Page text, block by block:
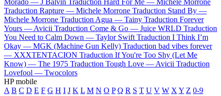
Traduction Rapture — Michele Morrone Traduction Stand By —
Michele Morrone Traduction Agua — Tainy Traduction Forever
Yours — Avicii Traduction Come & Go — Juice WRLD Traduction
You Need to Calm Down — Taylor Swift Traduction I Think I’m
Okay — MGK (Machine Gun Kelly) Traduction bad vibes forever
— XXXTENTACION Traduction If You're Too Shy (Let Me
Know) — The 1975 Traduction Tough Love — Avicii Traduction
Lovefool — Twocolors
HP mobile
A B C D E F G H I J K L M N O P Q R S T U V W X Y Z 0-9